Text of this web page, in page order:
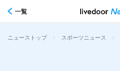
一覧
ニューストップ > スポーツニュース >